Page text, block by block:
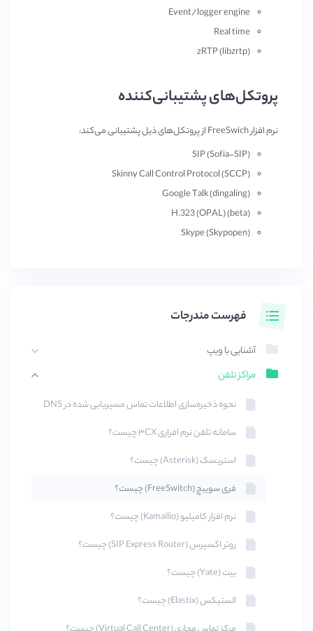
Event/logger engine
Real time
zRTP (libzrtp)
پروتکل‌های پشتیبانی‌کننده
نرم افزار FreeSwich از پروتکل‌های ذیل پشتیبانی می‌کند:
SIP (Sofia-SIP)
Skinny Call Control Protocol (SCCP)
Google Talk (dingaling)
H.323 (OPAL) (beta)
Skype (Skypopen)
فهرست مندرجات
آشنایی با ویپ
مراکز تلفن
نحوه ذخیره‌سازی اطلاعات تماس مسیریابی شده در DNS
سامانه تلفن نرم افزاری ۳CX چیست؟
استریسک (Asterisk) چیست؟
فری سوییچ (FreeSwitch) چیست؟
نرم افزار کامیلیو (Kamailio) چیست؟
روتر اکسپرس (SIP Express Router) چیست؟
ییت (Yate) چیست؟
الستیکس (Elastix) چیست؟